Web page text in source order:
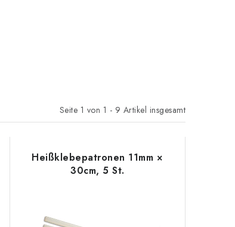
Seite 1 von 1 - 9 Artikel insgesamt
Heißklebepatronen 11mm ×
30cm, 5 St.